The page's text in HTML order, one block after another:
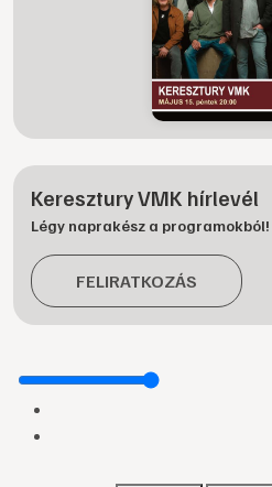
Keresztury VMK hírlevél
Légy naprakész a
FELIRATKOZÁS